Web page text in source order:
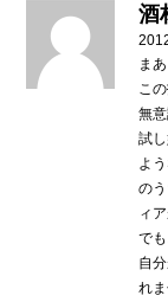
酒
ま
こ
無
試
よ
の
ィ
で
自
れま